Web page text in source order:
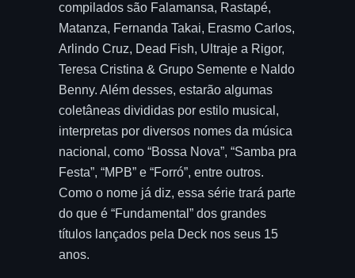
compilados são Falamansa, Rastapé,
Matanza, Fernanda Takai, Erasmo Carlos,
Arlindo Cruz, Dead Fish, Ultraje a Rigor,
Teresa Cristina & Grupo Semente e Naldo
Benny. Além desses, estarão algumas
coletâneas divididas por estilo musical,
interpretas por diversos nomes da música
nacional, como “Bossa Nova”, “Samba pra
Festa”, “MPB” e “Forró”, entre outros.
Como o nome já diz, essa série trará parte
do que é “Fundamental” dos grandes
títulos lançados pela Deck nos seus 15
anos.